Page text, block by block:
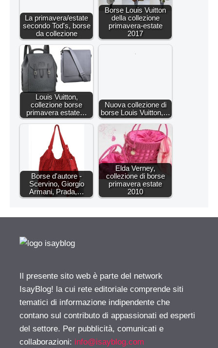
La primavera/estate
secondo Tod's, borse
da collezione
Borse Louis Vuitton
della collezione
primavera-estate
2017
Louis Vuitton,
collezione borse
primavera estate…
Nuova collezione di
borse Louis Vuitton,…
Borse d'autore -
Scervino, Giorgio
Armani, Prada,…
Elda Verney,
collezione di borse
primavera estate
2010
Il presente sito web è parte del network
IsayBlog! la cui rete editoriale comprende siti
tematici di informazione indipendente che
contano sul contributo di appassionati ed esperti
del settore. Per pubblicità, comunicati e
collaborazioni: info@isayblog.com